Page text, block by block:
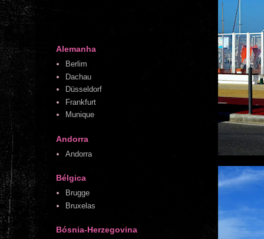
Alemanha
Berlim
Dachau
Düsseldorf
Frankfurt
Munique
Andorra
Andorra
Bélgica
Brugge
Bruxelas
Bósnia-Herzegovina